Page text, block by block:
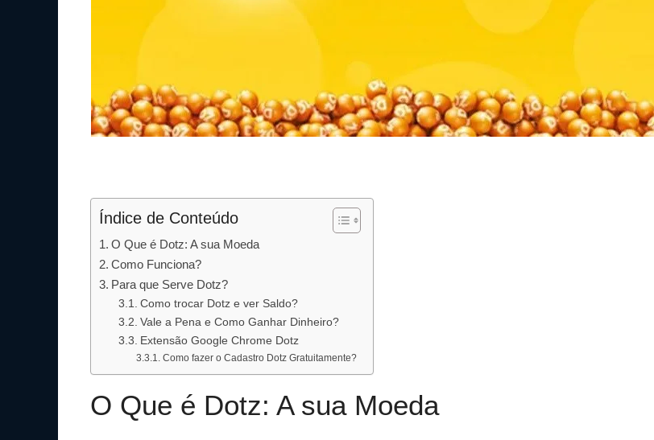
Índice de Conteúdo
O Que é Dotz: A sua Moeda
Como Funciona?
Para que Serve Dotz?
Como trocar Dotz e ver Saldo?
Vale a Pena e Como Ganhar Dinheiro?
Extensão Google Chrome Dotz
Como fazer o Cadastro Dotz Gratuitamente?
O Que é Dotz: A sua Moeda